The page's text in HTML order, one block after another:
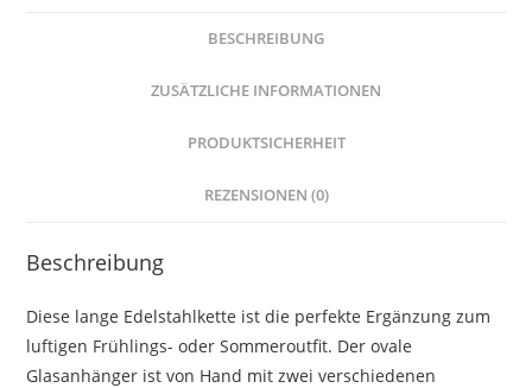
BESCHREIBUNG
ZUSÄTZLICHE INFORMATIONEN
PRODUKTSICHERHEIT
REZENSIONEN (0)
Beschreibung
Diese lange Edelstahlkette ist die perfekte Ergänzung zum
luftigen Frühlings- oder Sommeroutfit. Der ovale
Glasanhänger ist von Hand mit zwei verschiedenen